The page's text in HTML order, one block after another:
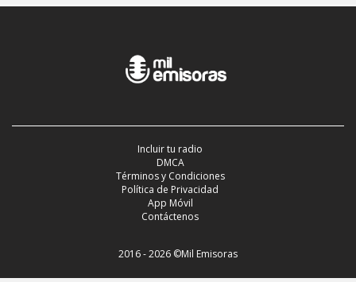
Incluir tu radio
DMCA
Términos y Condiciones
Política de Privacidad
App Móvil
Contáctenos
2016 - 2026 ©Mil Emisoras